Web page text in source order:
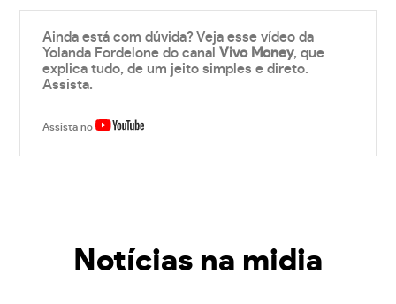
Ainda está com dúvida? Veja esse vídeo da
Yolanda Fordelone do canalVivo Money, que
explica tudo, de um jeito simples e direto.
Assista.
Assista no
Notícias na midia